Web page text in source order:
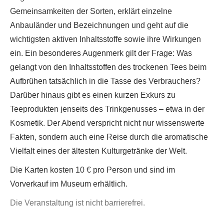
Gemeinsamkeiten der Sorten, erklärt einzelne
Anbauländer und Bezeichnungen und geht auf die
wichtigsten aktiven Inhaltsstoffe sowie ihre Wirkungen
ein. Ein besonderes Augenmerk gilt der Frage: Was
gelangt von den Inhaltsstoffen des trockenen Tees beim
Aufbrühen tatsächlich in die Tasse des Verbrauchers?
Darüber hinaus gibt es einen kurzen Exkurs zu
Teeprodukten jenseits des Trinkgenusses – etwa in der
Kosmetik. Der Abend verspricht nicht nur wissenswerte
Fakten, sondern auch eine Reise durch die aromatische
Vielfalt eines der ältesten Kulturgetränke der Welt.
Die Karten kosten 10 € pro Person und sind im
Vorverkauf im Museum erhältlich.
Die Veranstaltung ist nicht barrierefrei.